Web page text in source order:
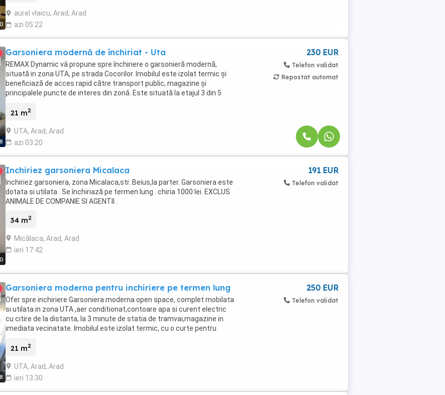
aurel vlaicu, Arad, Arad
azi 05:22
8
Garsoniera modernă de închiriat - Uta
REMAX Dynamic vǎ propune spre închiriere o garsonieră modernă,
situată in zona UTA, pe strada Cocorilor. Imobilul este izolat termic și
beneficiază de acces rapid către transport public, magazine și
principalele puncte de interes din zonǎ. Este situată la etajul 3 din 5
21 m2
UTA, Arad, Arad
azi 03:20
230 EUR
Telefon validat
Repostat automat
Inchiriez garsoniera Micalaca
închiriez garsoniera, zona Micalaca,str. Beius,la parter. Garsoniera este
dotata si utilata . Se închiriază pe termen lung . chiria 1000 lei. EXCLUS
ANIMALE DE COMPANIE SI AGENTII .
34 m2
Micălaca, Arad, Arad
ieri 17:42
191 EUR
Telefon validat
8
Garsoniera moderna pentru inchiriere pe termen lung
Ofer spre inchiriere Garsoniera moderna open space, complet mobilata
si utilata in zona UTA ,aer conditionat,contoare apa si curent electric
cu citire de la distanta, la 3 minute de statia de tramvai,magazine in
imediata vecinatate. Imobilul este izolat termic, cu o curte pentru
21 m2
UTA, Arad, Arad
ieri 13:30
250 EUR
Telefon validat